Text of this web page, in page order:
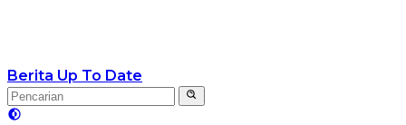
Berita Up To Date